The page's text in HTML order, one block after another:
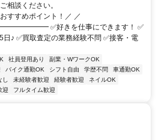
相談ください。
すすめポイント！／ ／
✅好きを仕事にできます！ ✅
♪ ✅買取査定の業務経験不問 ✅接客・電
社員登用あり
副業・WワークOK
バイク通勤OK シフト自由 学歴不問
車通勤OK
し 未経験者歓迎 経験者歓迎
ネイルOK
迎 フルタイム歓迎